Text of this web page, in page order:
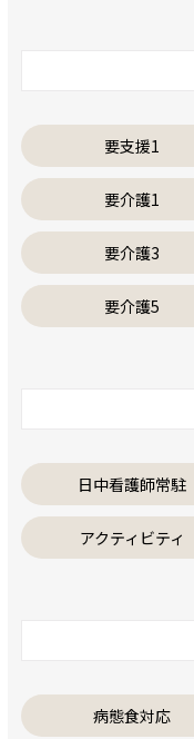
要支援1
要介護1
要介護3
要介護5
日中看護師常駐
アクティビティ
病態食対応